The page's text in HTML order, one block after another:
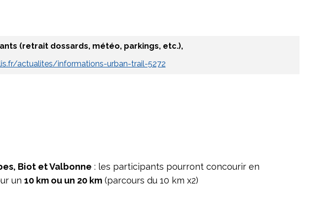
(retrait dossards, météo, parkings, etc.),
actualites/informations-urban-trail-5272
Biot et Valbonne : les participants pourront concourir en
un 10 km ou un 20 km (parcours du 10 km x2)